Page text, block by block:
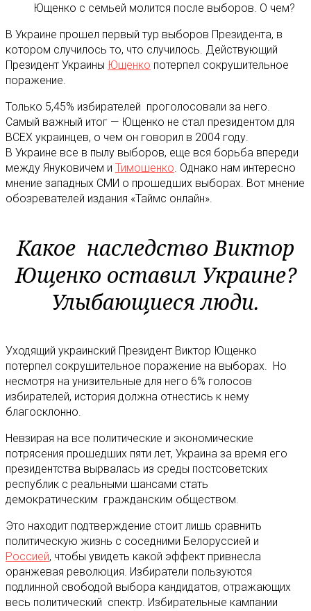
Ющенко с семьей молится после выборов. О чем?
В Украине прошел первый тур выборов Президента, в
котором случилось то, что случилось. Действующий
Президент Украины Ющенко потерпел сокрушительное
поражение.
Только 5,45% избирателей проголосовали за него.
Самый важный итог — Ющенко не стал президентом для
ВСЕХ украинцев, о чем он говорил в 2004 году.
В Украине все в пылу выборов, еще вся борьба впереди
между Януковичем и Тимошенко. Однако нам интересно
мнение западных СМИ о прошедших выборах. Вот мнение
обозревателей издания «Таймс онлайн».
Какое наследство Виктор
Ющенко оставил Украине?
Улыбающиеся люди.
Уходящий украинский Президент Виктор Ющенко
потерпел сокрушительное поражение на выборах. Но
несмотря на унизительные для него 6% голосов
избирателей, история должна отнестись к нему
благосклонно.
Невзирая на все политические и экономические
потрясения прошедших пяти лет, Украина за время его
президентства вырвалась из среды постсоветских
республик с реальными шансами стать
демократическим гражданским обществом.
Это находит подтверждение стоит лишь сравнить
политическую жизнь с соседними Белоруссией и
Россией, чтобы увидеть какой эффект привнесла
оранжевая революция. Избиратели пользуются
подлинной свободой выбора кандидатов, отражающих
весь политический спектр. Избирательные кампании